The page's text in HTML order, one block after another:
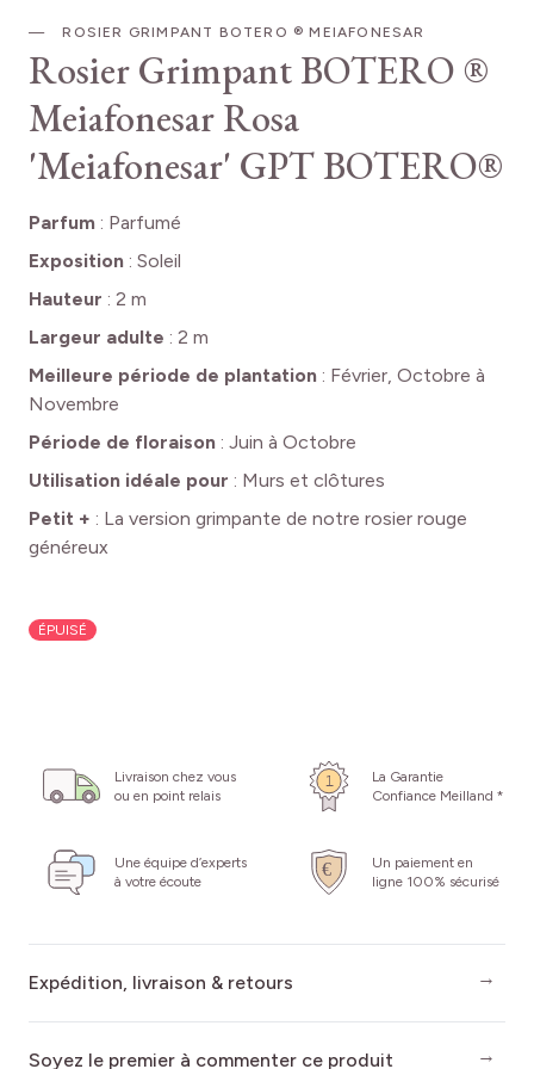
ROSIER GRIMPANT BOTERO ® MEIAFONESAR
Rosier Grimpant BOTERO ®
MeiafonesarRosa
'Meiafonesar' GPT BOTERO®
Parfum : Parfumé
Exposition : Soleil
Hauteur : 2 m
Largeur adulte : 2 m
Meilleure période de plantation : Février, Octobre à
Novembre
Période de floraison : Juin à Octobre
Utilisation idéale pour : Murs et clôtures
Petit + : La version grimpante de notre rosier rouge
généreux
ÉPUISÉ
Livraison chez vous
ou en point relais
La Garantie
Confiance Meilland *
Une équipe d’experts
à votre écoute
Un paiement en
ligne 100% sécurisé
Expédition, livraison & retours
Soyez le premier à commenter ce produit